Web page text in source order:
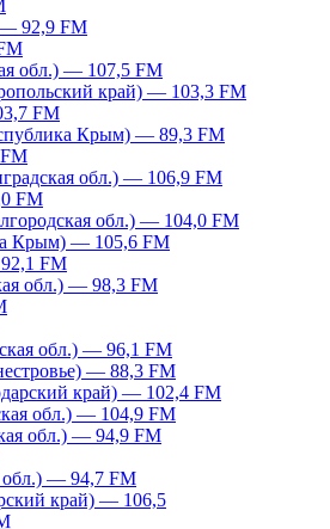
— 92,9 FM
обл.) — 107,5 FM
край) — 103,3 FM
FM
Крым) — 89,3 FM
обл.) — 106,9 FM
FM
обл.) — 104,0 FM
Крым) — 105,6 FM
FM
обл.) — 98,3 FM
обл.) — 96,1 FM
— 88,3 FM
край) — 102,4 FM
обл.) — 104,9 FM
обл.) — 94,9 FM
обл.) — 94,7 FM
край) — 106,5